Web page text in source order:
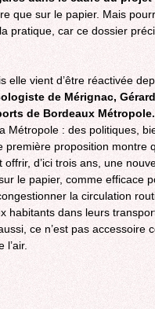
que sur le papier. Mais
pratique, car ce dossier
elle vient d’être réactivée
de Mérignac, Gérard
de Bordeaux Métropole.
Métropole : des politiques,
première proposition montre
d’ici trois ans, une
le papier, comme efficace
la circulation
habitants dans leurs
ce n’est pas accessoire
l’air.